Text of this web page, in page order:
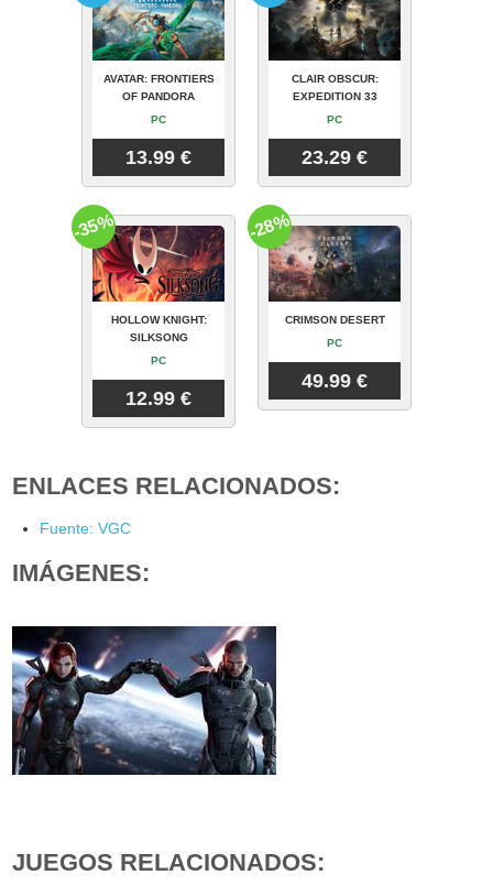
AVATAR: FRONTIERS
OF PANDORA
PC
13.99 €
CLAIR OBSCUR:
EXPEDITION 33
PC
23.29 €
HOLLOW KNIGHT:
SILKSONG
PC
12.99 €
-35%
CRIMSON DESERT
PC
49.99 €
-28%
ENLACES RELACIONADOS:
Fuente: VGC
IMÁGENES:
JUEGOS RELACIONADOS: